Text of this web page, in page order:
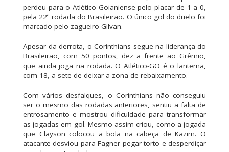
perdeu para o Atlético Goianiense pelo placar de 1 a 0,
pela 22ª rodada do Brasileirão. O único gol do duelo foi
marcado pelo zagueiro Gilvan.
Apesar da derrota, o Corinthians segue na liderança do
Brasileirão, com 50 pontos, dez a frente ao Grêmio,
que ainda joga na rodada. O Atlético-GO é o lanterna,
com 18, a sete de deixar a zona de rebaixamento.
Com vários desfalques, o Corinthians não conseguiu
ser o mesmo das rodadas anteriores, sentiu a falta de
entrosamento e mostrou dificuldade para transformar
as jogadas em gol. Mesmo assim criou, como a jogada
que Clayson colocou a bola na cabeça de Kazim. O
atacante desviou para Fagner pegar torto e desperdiçar